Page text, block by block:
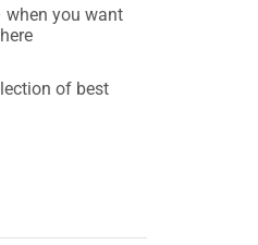
when you want
of best